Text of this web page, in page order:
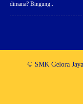
dimana? Bingung..
© SMK Gelora